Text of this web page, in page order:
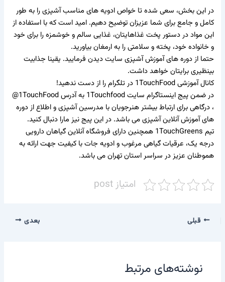
در این بخش، سعی شده تا خواص ادویه های مناسب آشپزی را به طور
کامل و جامع برای شما عزیزان توضیح دهیم. امید است که با استفاده از
این مواد در دستور پخت غذاهایتان، غذایی سالم و خوشمزه را برای خود
و خانواده خود، پخته و سلامتی را به ارمغان بیاورید.
حتما ازدوره های آموزش آشپزی سایتدیدن فرمایید. یقینا جذابیت
بینظیری برایتان خواهد داشت.
کانال آموزشی 1TouchFood
در تلگرام را از دست ندهید!
در ضمن پیج اینستاگرام سایت1Touchfood به آدرس 1TouchFood@
، درگاهی برای ارتباط بیشتر هنرجویان با مدرسین آشپزی و اطلاع از دوره
های آموزش آنلاین آشپزی می باشد. در این پیج نیز مارا دنبال کنید.
تیم 1TouchGreens همچنین دارای فروشگاه آنلاینگیاهان دارویی
درجه یک، عرقیات گیاهی مرغوب وادویه جاتبا کیفیت جهت ارائه به
هموطنان عزیز در سراسر استان تهران می باشد.
امتیاز post
قبلی بعدی
نوشته‌های مرتبط